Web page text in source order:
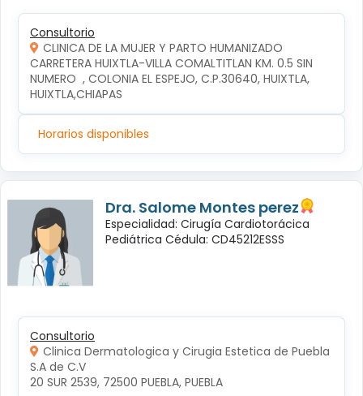
Consultorio
CLINICA DE LA MUJER Y PARTO HUMANIZADO
CARRETERA HUIXTLA-VILLA COMALTITLAN KM. 0.5 SIN
NUMERO  , COLONIA EL ESPEJO, C.P.30640, HUIXTLA,
HUIXTLA,CHIAPAS
Horarios disponibles
Dra. Salome Montes perez
Especialidad: Cirugía Cardiotorácica
Pediátrica Cédula: CD45212ESSS
Consultorio
Clinica Dermatologica y Cirugia Estetica de Puebla
S.A de C.V
20 SUR 2539, 72500 PUEBLA, PUEBLA